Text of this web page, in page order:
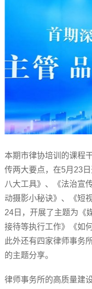
本期市律协培训的课程
传两大要点，在5月23
八大工具》、《法治宣
动摄影小秘诀》、《短
24日，开展了主题为《
接待等执行工作》《如
此外还有四家律师事务
的主题分享。
律师事务所的高质量建